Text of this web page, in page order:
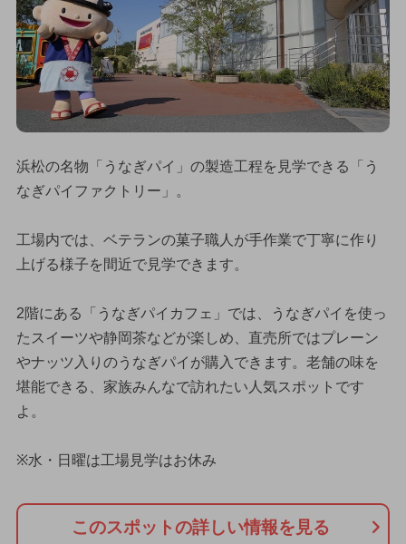
浜松の名物「うなぎパイ」の製造工程を見学できる「う
なぎパイファクトリー」。
工場内では、ベテランの菓子職人が手作業で丁寧に作り
上げる様子を間近で見学できます。
2階にある「うなぎパイカフェ」では、うなぎパイを使っ
たスイーツや静岡茶などが楽しめ、直売所ではプレーン
やナッツ入りのうなぎパイが購入できます。老舗の味を
堪能できる、家族みんなで訪れたい人気スポットです
よ。
※水・日曜は工場見学はお休み
このスポットの詳しい情報を見る